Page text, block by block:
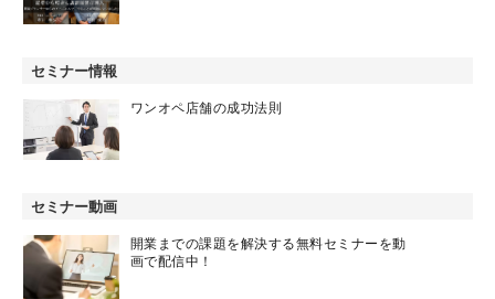
セミナー情報
ワンオペ店舗の成功法則
セミナー動画
開業までの課題を解決する無料セミナーを動
画で配信中！